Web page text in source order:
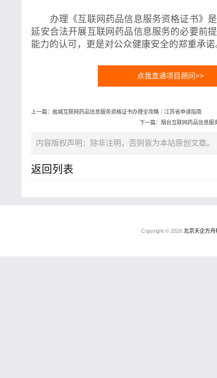
办理《互联网药品信息服务资格证书》是
延安合法开展互联网药品信息服务的必要前
能力的认可，更是对公众健康安全的郑重承
点我直通项目顾问>>
上一篇：盐城互联网药品信息服务资格证书办理全攻略｜江苏省申请指南
下一篇：烟台互联网药品信息服
内容版权声明：除非注明，否则皆为本站原创文章。
返回列表
Copyright © 2026 北京天企方舟